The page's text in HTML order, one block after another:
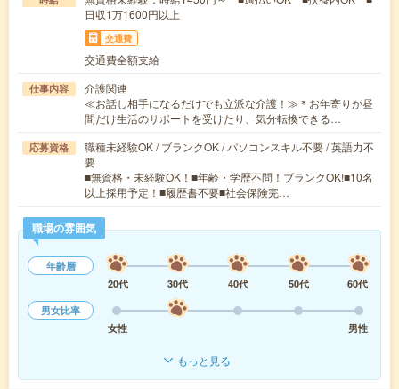
日収1万1600円以上
交通費
交通費全額支給
仕事内容
介護関連
≪お話し相手になるだけでも立派な介護！≫＊お年寄りが昼
間だけ生活のサポートを受けたり、気分転換できる…
応募資格
職種未経験OK / ブランクOK / パソコンスキル不要 / 英語力不
要
■無資格・未経験OK！■年齢・学歴不問！ブランクOK!■10名
以上採用予定！■履歴書不要■社会保険完…
職場の雰囲気
年齢層
20代
30代 40代 50代
60代
男女比率
女性
男性
もっと見る